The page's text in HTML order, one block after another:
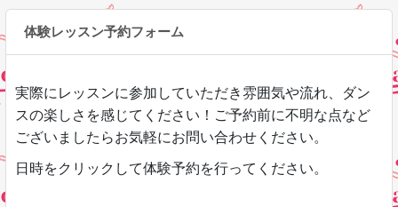
体験レッスン予約フォーム
実際にレッスンに参加していただき雰囲気や流れ、ダン
スの楽しさを感じてください！ご予約前に不明な点など
ございましたらお気軽にお問い合わせください。
日時をクリックして体験予約を行ってください。